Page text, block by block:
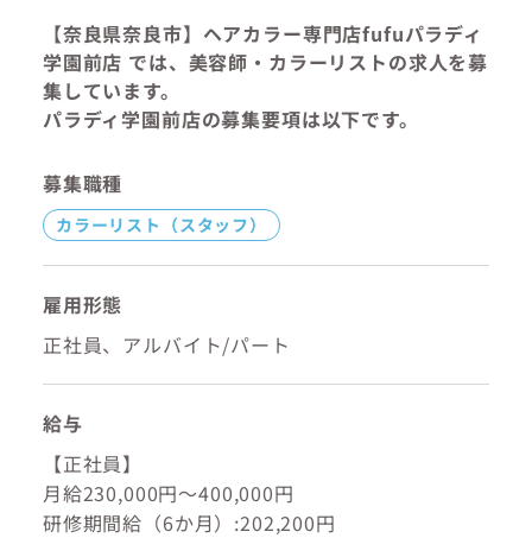
【奈良県奈良市】ヘアカラー専門店fufuパラディ
学園前店 では、美容師・カラーリストの求人を募
集しています。
パラディ学園前店の募集要項は以下です。
募集職種
カラーリスト（スタッフ）
雇用形態
正社員、アルバイト/パート
給与
【正社員】
月給230,000円～400,000円
研修期間給（6か月）:202,200円